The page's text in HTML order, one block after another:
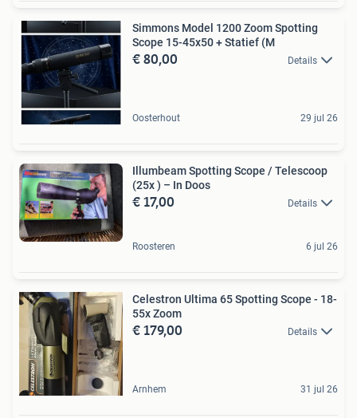
Simmons Model 1200 Zoom Spotting
Scope 15-45x50 + Statief (M
€ 80,00 Details
Oosterhout 29 jul 26
Illumbeam Spotting Scope / Telescoop
(25x ) – In Doos
€ 17,00 Details
Roosteren 6 jul 26
Celestron Ultima 65 Spotting Scope - 18-
55x Zoom
€ 179,00 Details
Arnhem 31 jul 26